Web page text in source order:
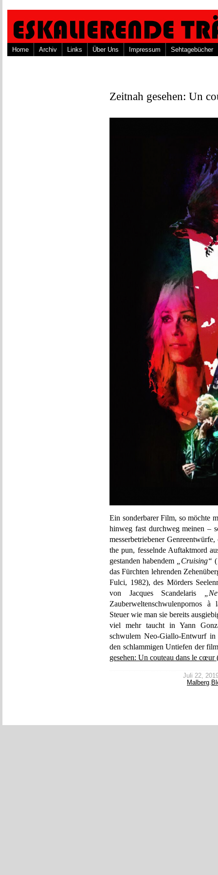
Home Archiv Links Über Uns Impressum Sehtagebücher
Zeitnah gesehen: Un
Ein sonderbarer Film, so möchte
hinweg fast durchweg meinen –
messerbetriebener
the pun, fesselnde Auftaktmord
gestanden habendem
„Cruising“
das Fürchten lehrenden
Fulci, 1982), des Mörders
von Jacques Scandelaris
Zauberweltenschwulenpornos
Steuer wie man sie bereits
viel mehr taucht in Yann
schwulem Neo-Giallo-Entwurf in
den schlammigen Untiefen der
gesehen: Un couteau dans le cœur
Juli 22,
Malberg,